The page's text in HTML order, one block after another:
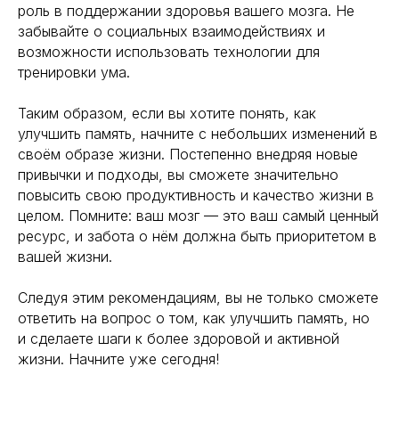
роль в поддержании здоровья вашего мозга. Не
забывайте о социальных взаимодействиях и
возможности использовать технологии для
тренировки ума.
Таким образом, если вы хотите понять, как
улучшить память, начните с небольших изменений в
своём образе жизни. Постепенно внедряя новые
привычки и подходы, вы сможете значительно
повысить свою продуктивность и качество жизни в
целом. Помните: ваш мозг — это ваш самый ценный
ресурс, и забота о нём должна быть приоритетом в
вашей жизни.
Следуя этим рекомендациям, вы не только сможете
ответить на вопрос о том, как улучшить память, но
и сделаете шаги к более здоровой и активной
жизни. Начните уже сегодня!